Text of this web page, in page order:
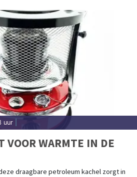
uur
VOOR WARMTE IN DE
draagbare petroleum kachel zorgt in